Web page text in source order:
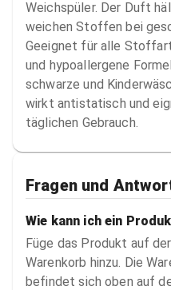
Weichspüler. Der Duft
weichen Stoffen bei
Geeignet für alle
und hypoallergene
schwarze und
wirkt antistatisch und
täglichen Gebrauch.
Fragen und
Wie kann ich ein
Füge das Produkt auf
Warenkorb hinzu. Die
befindet sich oben auf